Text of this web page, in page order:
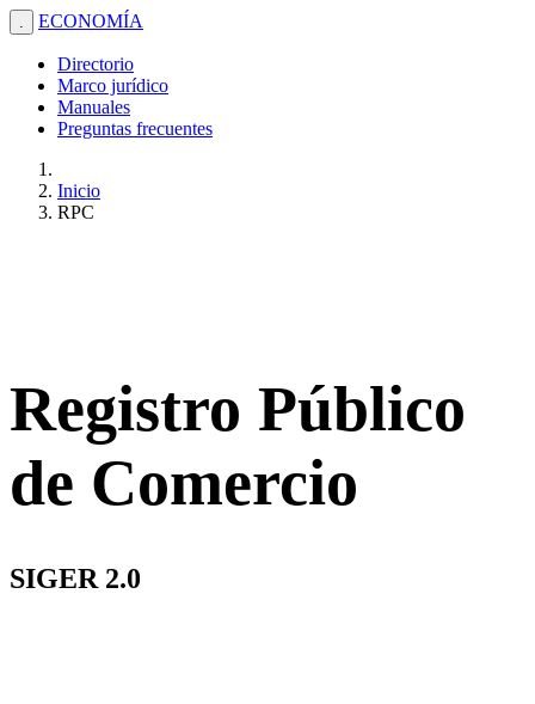
. ECONOMÍA
Directorio
Marco jurídico
Manuales
Preguntas frecuentes
Inicio
RPC
Registro Público
de Comercio
SIGER 2.0